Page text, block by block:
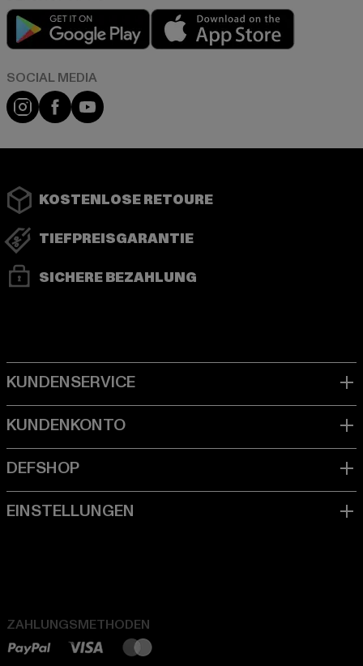
Play market
Instagram
FacebookYouTube
KOSTENLOSE RETOURE
TIEFPREISGARANTIE
SICHERE BEZAHLUNG
ZAHLUNGSMETHODEN